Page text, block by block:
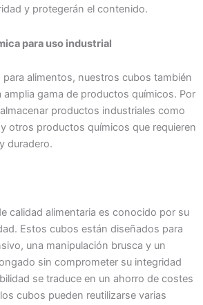
y protegerán el contenido.
para uso industrial
alimentos, nuestros cubos también
amplia gama de productos químicos. Por
productos industriales como
otros productos químicos que requieren
duradero.
calidad alimentaria es conocido por su
Estos cubos están diseñados para
una manipulación brusca y un
sin comprometer su integridad
se traduce en un ahorro de costes
cubos pueden reutilizarse varias